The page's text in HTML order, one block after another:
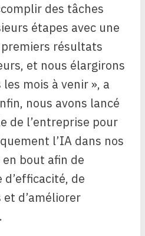
des tâches
étapes avec une
résultats
et nous élargirons
les mois à venir », a
nous avons lancé
de l’entreprise pour
l’IA dans nos
bout afin de
de
d’améliorer